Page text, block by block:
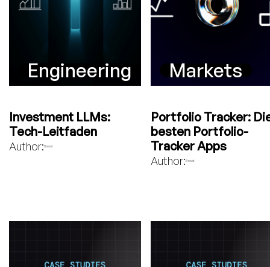
Engineering
Investment LLMs:
Tech-Leitfaden
Author:Bavest
Markets
Portfolio Tracker:
besten Portfolio-
Tracker Apps
Author:Bavest